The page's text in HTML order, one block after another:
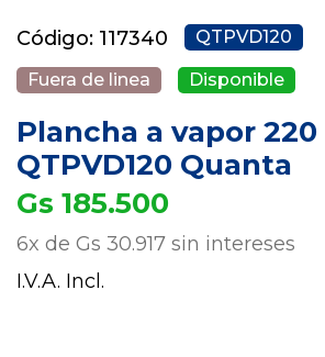
Código: 117340 QTPVD120
Fuera de linea Disponible
Plancha a vapor
QTPVD120 Quanta
Gs 185.500
6x de Gs 30.917 sin intereses
I.V.A. Incl.